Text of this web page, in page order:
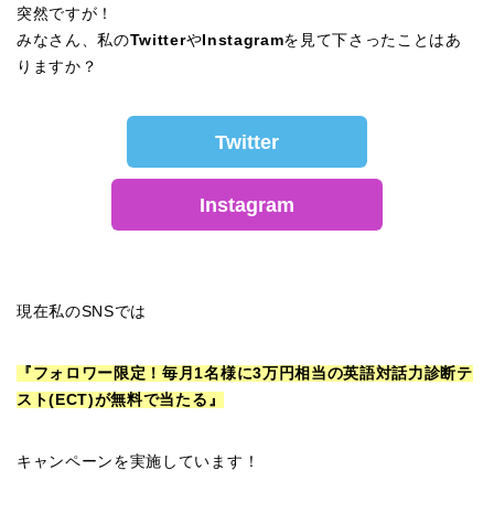
突然ですが！
みなさん、私のTwitterやInstagramを見て下さったことはあ
りますか？
Twitter
Instagram
現在私のSNSでは
『フォロワー限定！毎月1名様に3万円相当の英語対話力診断テ
スト(ECT)が無料で当たる』
キャンペーンを実施しています！